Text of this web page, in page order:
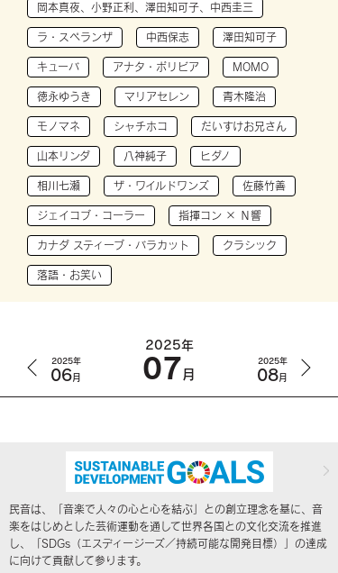
岡本真夜、小野正利、澤田知可子、中西圭三
ラ・スペランザ 中西保志 澤田知可子
キューバ アナタ・ボリビア MOMO
徳永ゆうき マリアセレン 青木隆治
モノマネ シャチホコ だいすけお兄さん
山本リンダ 八神純子 ヒダノ
相川七瀬 ザ・ワイルドワンズ 佐藤竹善
ジェイコブ・コーラー 指揮コン × Ｎ響
カナダ スティーブ・バラカット クラシック
落語・お笑い
2025年
06月
2025年
07月
2025年
08月
民音は、「音楽で人々の心と心を結ぶ」との創立理念を基に、音
楽をはじめとした芸術運動を通して世界各国との文化交流を推進
し、「SDGs（エスディージーズ／持続可能な開発目標）」の達成
に向けて貢献して参ります。